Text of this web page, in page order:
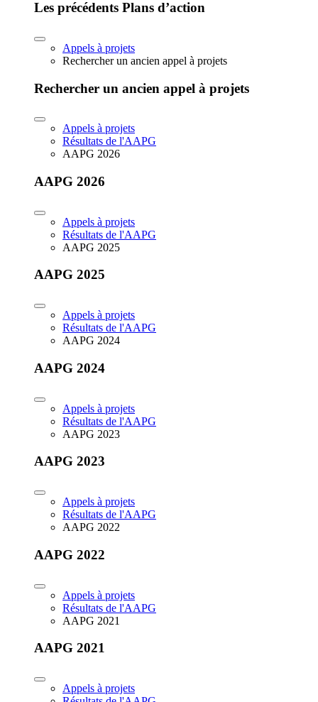
Les précédents Plans d’action
Appels à projets
Rechercher un ancien appel à projets
Rechercher un ancien appel à projets
Appels à projets
Résultats de l'AAPG
AAPG 2026
AAPG 2026
Appels à projets
Résultats de l'AAPG
AAPG 2025
AAPG 2025
Appels à projets
Résultats de l'AAPG
AAPG 2024
AAPG 2024
Appels à projets
Résultats de l'AAPG
AAPG 2023
AAPG 2023
Appels à projets
Résultats de l'AAPG
AAPG 2022
AAPG 2022
Appels à projets
Résultats de l'AAPG
AAPG 2021
AAPG 2021
Appels à projets